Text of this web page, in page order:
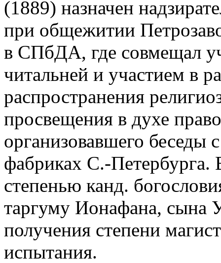
(1889) назначен
при общежитии
в СПбДА, где совмещал
читальней и участием в
распространения
просвещения в духе
организовавшего беседы
фабриках С.-
степенью канд.
таргуму Ионафана, сына
получения степени
испытания.